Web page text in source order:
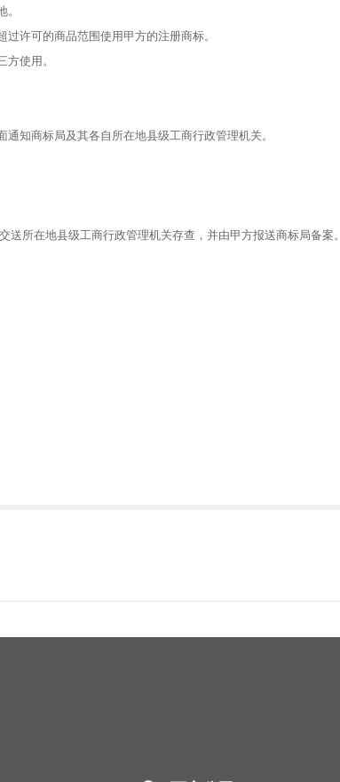
许可的商品范围使用甲方的注册商标。
使用。
知商标局及其各自所在地县级工商行政管理机关。
所在地县级工商行政管理机关存查，并由甲方报送商标局备案。